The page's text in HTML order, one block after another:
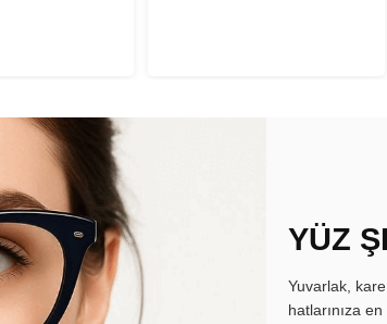
YÜZ
Yuvarlak,
hatlarınıza